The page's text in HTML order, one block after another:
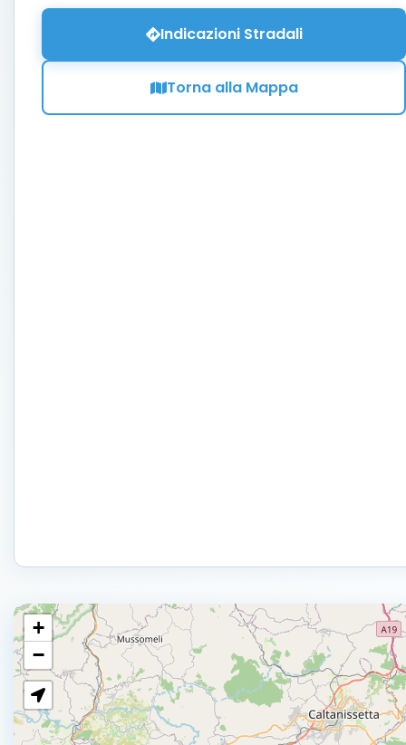
Indicazioni Stradali
Torna alla Mappa
+
−